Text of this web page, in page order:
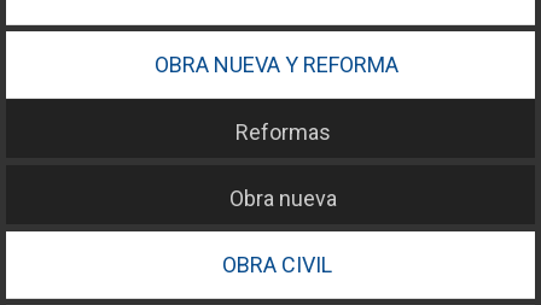
OBRA NUEVA Y REFORMA
Reformas
Obra nueva
OBRA CIVIL